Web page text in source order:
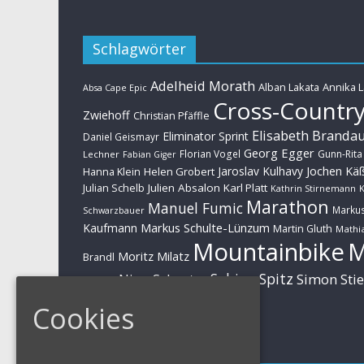
Schlagwörter
Absa Cape Epic Adelheid Morath Alban Lakata Annika
Zwiehoff Christian Pfäffle Cross-
Daniel Geismayr Eliminator Sprint Elisabeth Brandau
Lechner Fabian Giger Florian Vogel Georg Egger Gunn-
Hanna Klein Helen Grobert Jaroslav Kulhavy Jochen
Julian Schelb Julien Absalon Karl Platt Kathrin Stirnemann
Schwarzbauer Manuel Fumic Marathon
Kaufmann Markus Schulte-Lünzum Martin Gluth
Brandl Moritz Milatz Mountainbike
Rieder Nino SchurterSabine Spitz Simon
Cookies